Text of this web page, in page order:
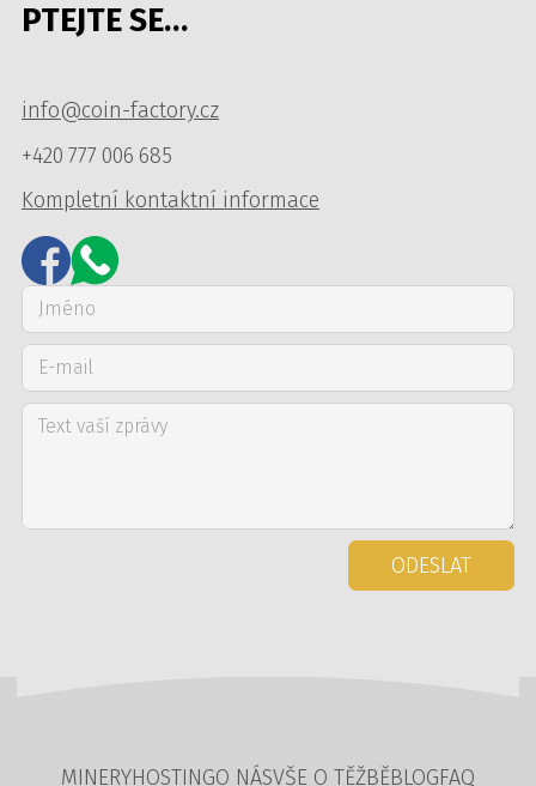
PTEJTE SE…
info@coin-factory.cz
+420 777 006 685
Kompletní kontaktní informace
ODESLAT
MINERYHOSTINGO NÁSVŠE O TĚŽBĚBLOGFAQ